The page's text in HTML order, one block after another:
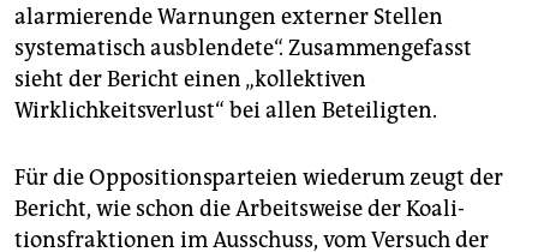
alarmierende Warnungen externer Stellen
systematisch ausblendete“. Zusammengefasst
sieht der Bericht einen „kollektiven
Wirklichkeitsverlust“ bei allen Beteiligten.
Für die Oppositionsparteien wiederum zeugt der
Bericht, wie schon die Arbeitsweise der Ko­ali­
tionsfraktionen im Ausschuss, vom Versuch der